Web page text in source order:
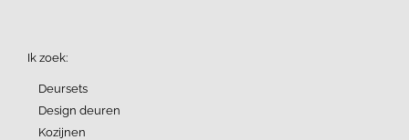
Ik zoek:
Deursets
Design deuren
Kozijnen